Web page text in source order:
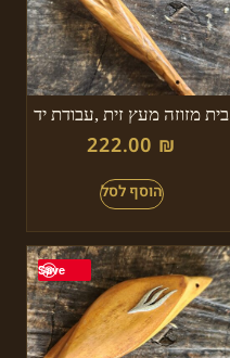
בית מזוזה מעץ זית ,עבודת יד
222.00 ₪
Save